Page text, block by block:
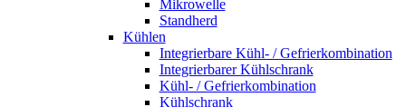
Mikrowelle
Standherd
Kühlen
Integrierbare Kühl- / Gefrierkombination
Integrierbarer Kühlschrank
Kühl- / Gefrierkombination
Kühlschrank